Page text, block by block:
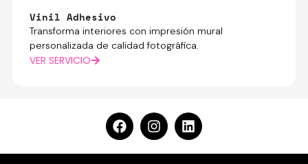
Vinil Adhesivo
Transforma interiores con impresión mural
personalizada de calidad fotográfica.
VER SERVICIO